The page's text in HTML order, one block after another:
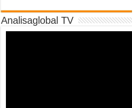
Analisaglobal TV